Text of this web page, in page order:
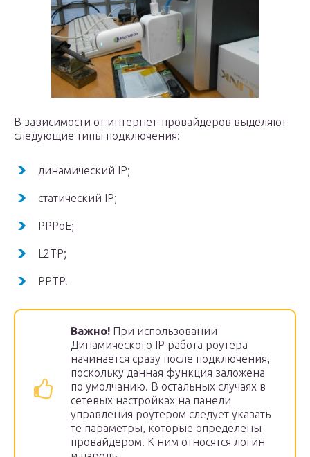
В зависимости от интернет-провайдеров выделяют
следующие типы подключения:
динамический IP;
статический IP;
PPPoE;
L2TP;
PPTP.
Важно! При использовании
Динамического IP работа роутера
начинается сразу после подключения,
поскольку данная функция заложена
по умолчанию. В остальных случаях в
сетевых настройках на панели
управления роутером следует указать
те параметры, которые определены
провайдером. К ним относятся логин